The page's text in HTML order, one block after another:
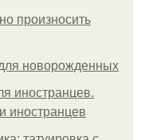
произносить
новорожденных
иностранцев.
иностранцев